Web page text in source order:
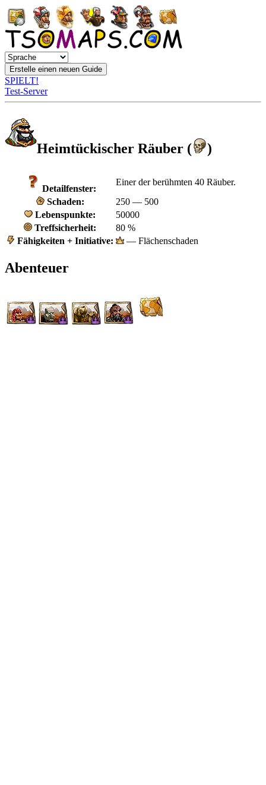
SPIELT!
Test-Server
Heimtückischer Räuber ( )
Detailfenster:
Einer der berühmten 40 Räuber.
Schaden:
250 — 500
Lebenspunkte:
50000
Treffsicherheit:
80 %
Fähigkeiten + Initiative:
— Flächenschaden
Abenteuer